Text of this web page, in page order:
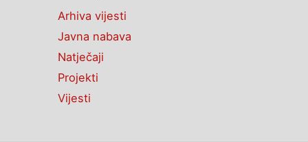
Arhiva vijesti
Javna nabava
Natječaji
Projekti
Vijesti